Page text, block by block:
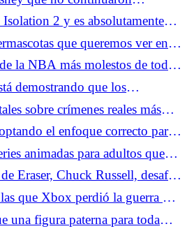
2 y es absolutamente
que queremos ver en el
la NBA más molestos de todos
demostrando que los
sobre crímenes reales más
el enfoque correcto para
animadas para adultos que
hayas visto
Eraser, Chuck Russell, desafió
que Xbox perdió la guerra de
una figura paterna para toda